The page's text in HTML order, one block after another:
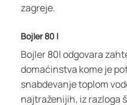
zagreje.
Bojler 80 l
Bojler 80l odgovara
domaćinstva kome je
snabdevanje toplom
najtraženijih, iz razloga